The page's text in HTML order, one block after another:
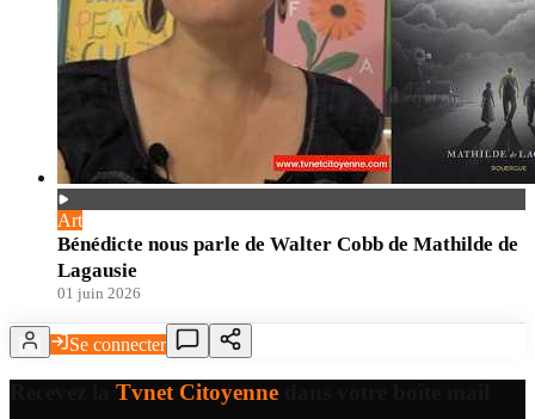
Art
Bénédicte nous parle de Walter Cobb de Mathilde de
Lagausie
01 juin 2026
Se connecter
Tvnet Citoyenne